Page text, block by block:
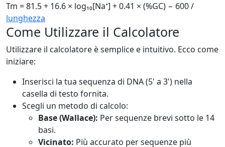
Tm = 81.5 + 16.6 × log₁₀[Na⁺] + 0.41 × (%GC) − 600 /
lunghezza
Come Utilizzare il Calcolatore
Utilizzare il calcolatore è semplice e intuitivo. Ecco come
iniziare:
Inserisci la tua sequenza di DNA (5' a 3') nella
casella di testo fornita.
Scegli un metodo di calcolo:
Base (Wallace): Per sequenze brevi sotto le 14
basi.
Vicinato: Più accurato per sequenze più